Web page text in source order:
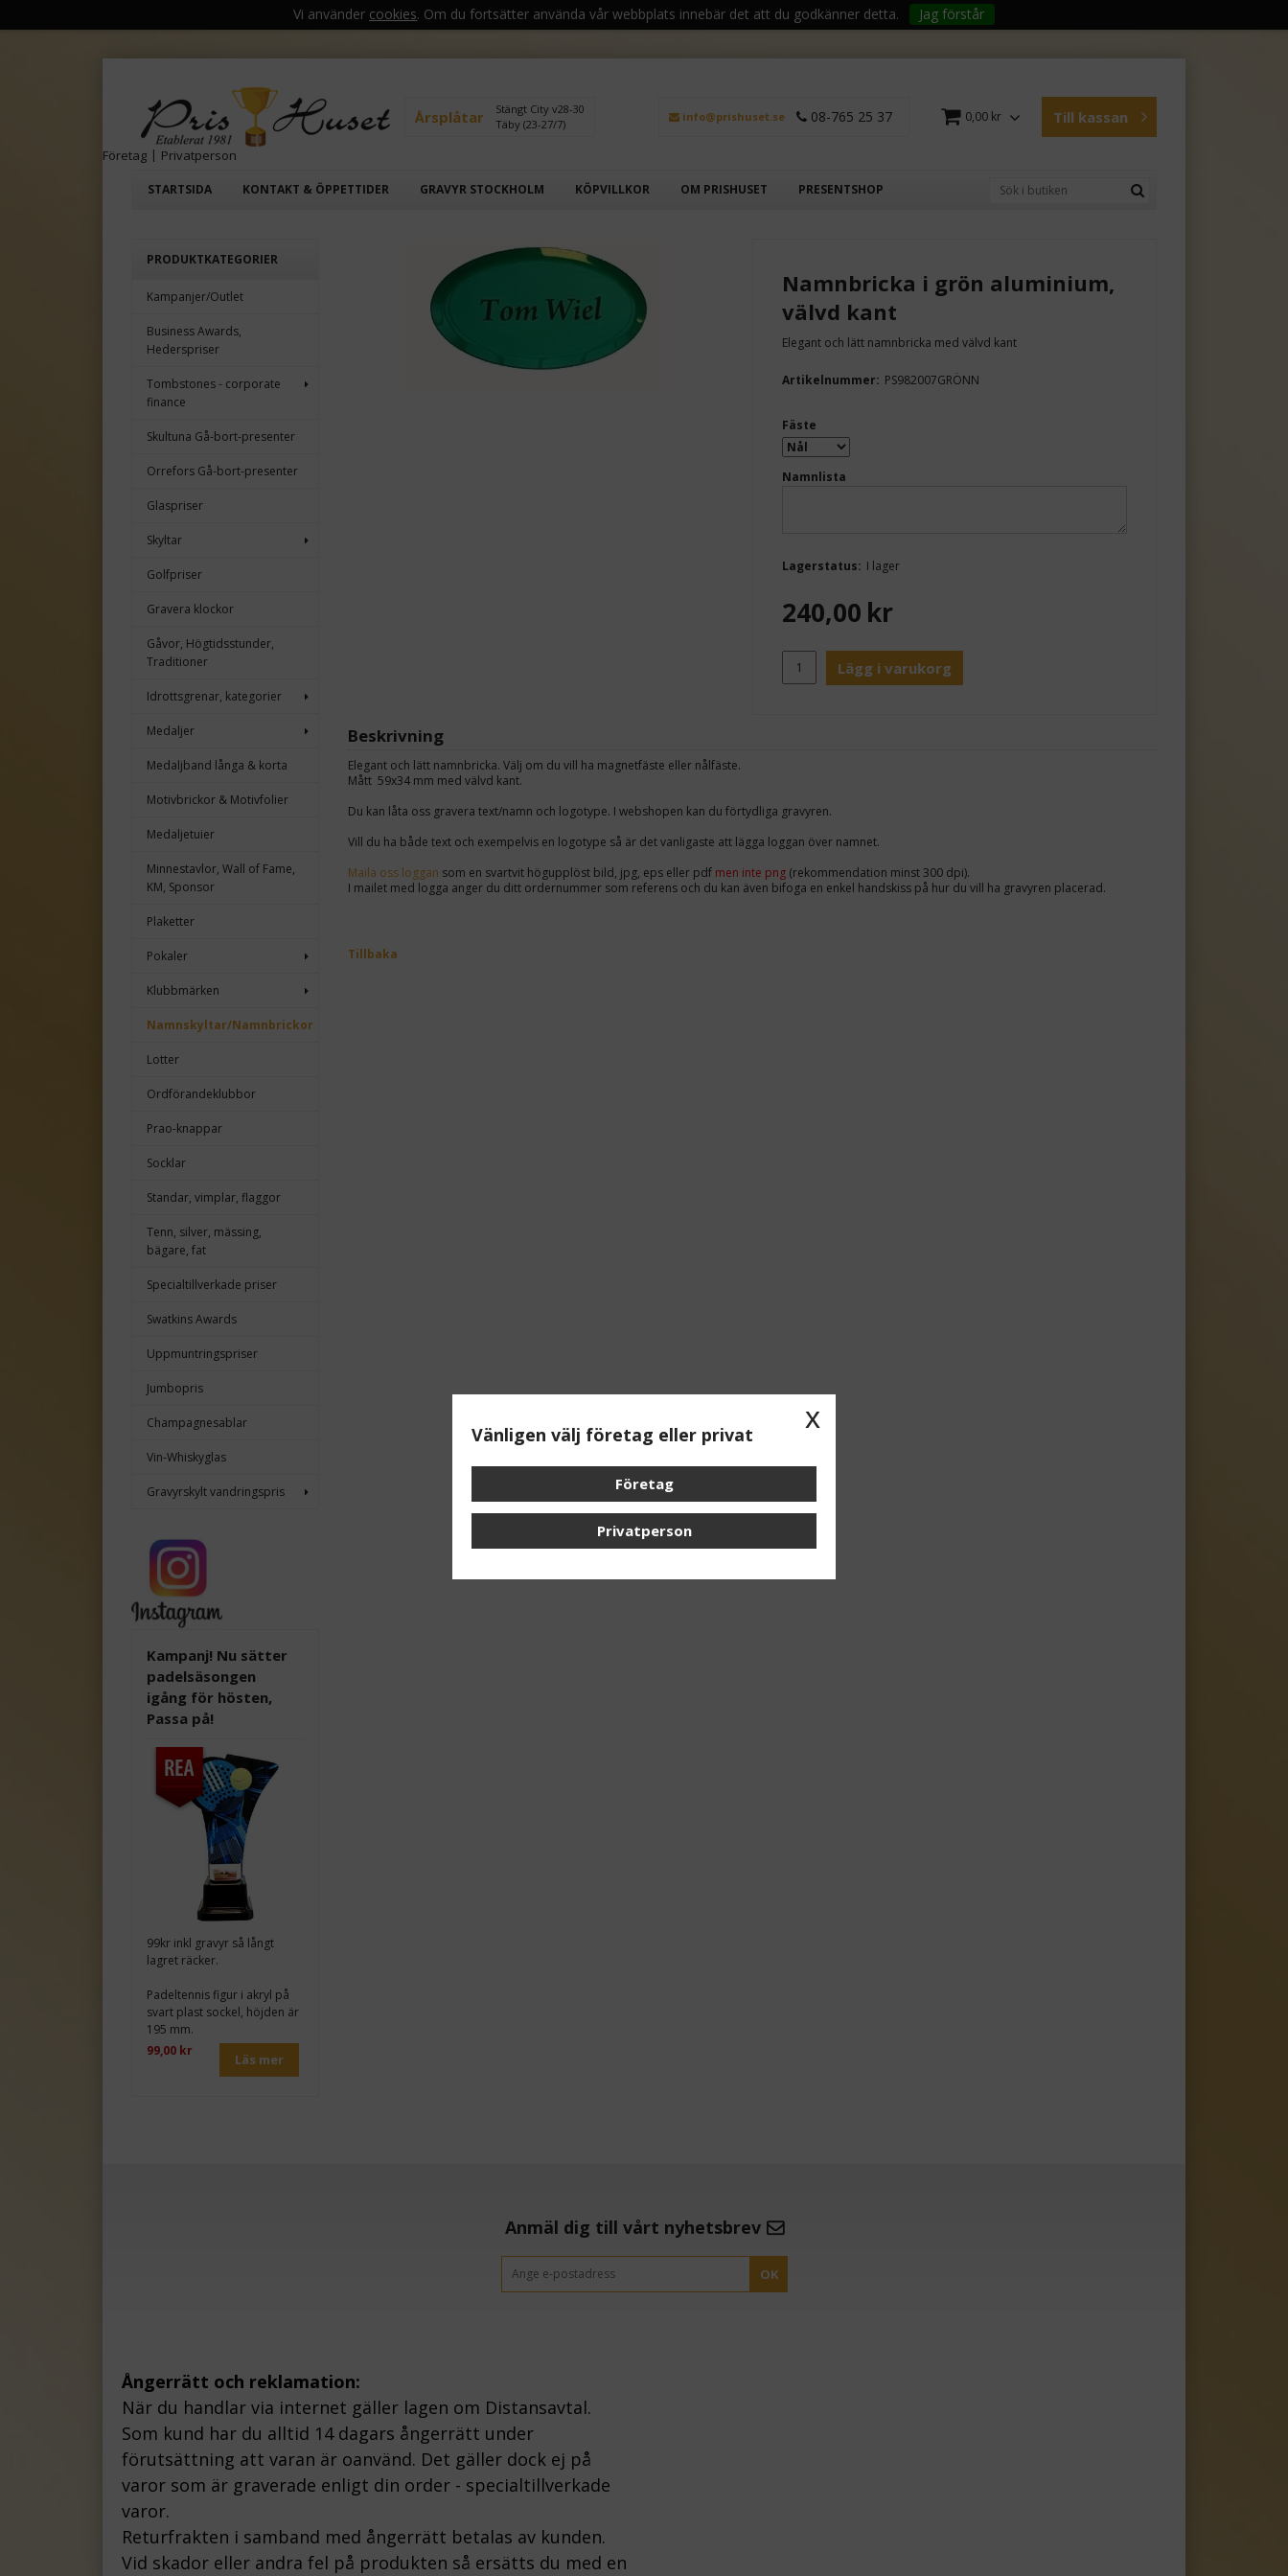
Vi använder cookies. Om du fortsätter använda vår webbplats innebär det att du godkänner detta. Jag förstår
Årsplåtar
Stängt City v28-30
Täby (23-27/7)
info@prishuset.se 08-765 25 37 0,00 kr Till kassan
STARTSIDA KONTAKT & ÖPPETTIDER GRAVYR STOCKHOLM KÖPVILLKOR OM PRISHUSET PRESENTSHOP
Företag | Privatperson
PRODUKTKATEGORIER
Kampanjer/Outlet
Business Awards,
Hederspriser
Tombstones - corporate
finance
Skultuna Gå-bort-presenter
Orrefors Gå-bort-presenter
Glaspriser
Skyltar
Golfpriser
Gravera klockor
Gåvor, Högtidsstunder,
Traditioner
Idrottsgrenar, kategorier
Medaljer
Medaljband långa & korta
Motivbrickor & Motivfolier
Medaljetuier
Minnestavlor, Wall of Fame,
KM, Sponsor
Plaketter
Pokaler
Klubbmärken
Namnskyltar/Namnbrickor
Lotter
Ordförandeklubbor
Prao-knappar
Socklar
Standar, vimplar, flaggor
Tenn, silver, mässing,
bägare, fat
Specialtillverkade priser
Swatkins Awards
Uppmuntringspriser
Jumbopris
Champagnesablar
Vin-Whiskyglas
Gravyrskylt vandringspris
Kampanj! Nu sätter
padelsäsongen
igång för hösten,
Passa på!
99kr inkl gravyr så långt
lagret räcker.
Padeltennis figur i akryl på
svart plast sockel, höjden är
195 mm.
99,00 kr
Läs mer
Namnbricka i grön aluminium,
välvd kant
Elegant och lätt namnbricka med välvd kant
Artikelnummer: PS982007GRÖNN
Fäste
Namnlista
Lagerstatus: I lager
240,00 kr
Lägg i varukorg
Beskrivning
Elegant och lätt namnbricka. Välj om du vill ha magnetfäste eller nålfäste.
Mått 59x34 mm med välvd kant.
Du kan låta oss gravera text/namn och logotype. I webshopen kan du förtydliga gravyren.
Vill du ha både text och exempelvis en logotype så är det vanligaste att lägga loggan över namnet.
Maila oss loggan som en svartvit högupplöst bild, jpg, eps eller pdf men inte png (rekommendation minst 300 dpi).
I mailet med logga anger du ditt ordernummer som referens och du kan även bifoga en enkel handskiss på hur du vill ha gravyren placerad.
Tillbaka
Anmäl dig till vårt nyhetsbrev
OK
Ångerrätt och reklamation:
När du handlar via internet gäller lagen om Distansavtal.
Som kund har du alltid 14 dagars ångerrätt under
förutsättning att varan är oanvänd. Det gäller dock ej på
varor som är graverade enligt din order - specialtillverkade
varor.
Returfrakten i samband med ångerrätt betalas av kunden.
Vid skador eller andra fel på produkten så ersätts du med en
x
Vänligen välj företag eller privat
Företag
Privatperson